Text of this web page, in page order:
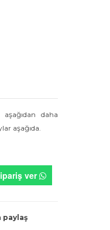
daha
aşağıda.
ver
paylaş